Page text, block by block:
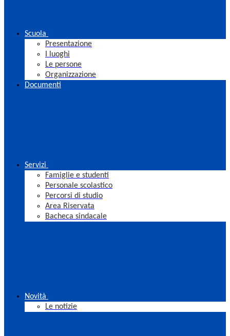
Scuola
Presentazione
I luoghi
Le persone
Organizzazione
Documenti
Servizi
Famiglie e studenti
Personale scolastico
Percorsi di studio
Area Riservata
Bacheca sindacale
Novità
Le notizie